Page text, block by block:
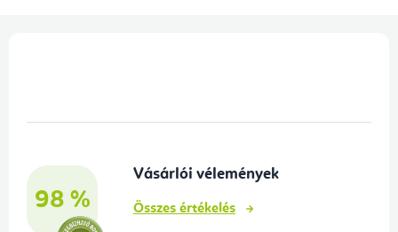
98 %
Vásárlói vélemények
Összes értékelés